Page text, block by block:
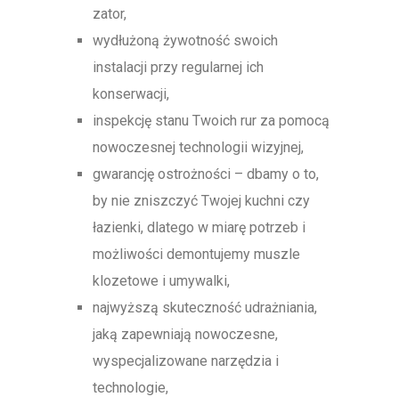
zator,
wydłużoną żywotność swoich
instalacji przy regularnej ich
konserwacji,
inspekcję stanu Twoich rur za pomocą
nowoczesnej technologii wizyjnej,
gwarancję ostrożności – dbamy o to,
by nie zniszczyć Twojej kuchni czy
łazienki, dlatego w miarę potrzeb i
możliwości demontujemy muszle
klozetowe i umywalki,
najwyższą skuteczność udrażniania,
jaką zapewniają nowoczesne,
wyspecjalizowane narzędzia i
technologie,